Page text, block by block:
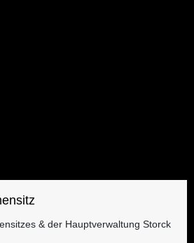
& der Hauptverwaltung Storck